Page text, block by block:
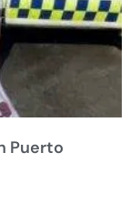
Puerto